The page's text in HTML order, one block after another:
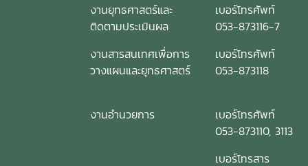
งานยุทธศาสตร์และ
ติดตามประเมินผล
เบอร์โทรศัพท์
053-873116-7
งานสารสนเทศเพื่อการ
วางแผนและยุทธศาสตร์
เบอร์โทรศัพท์
053-873118
งานอำนวยการ
เบอร์โทรศัพท์
053-873110, 3113
เบอร์โทรสาร